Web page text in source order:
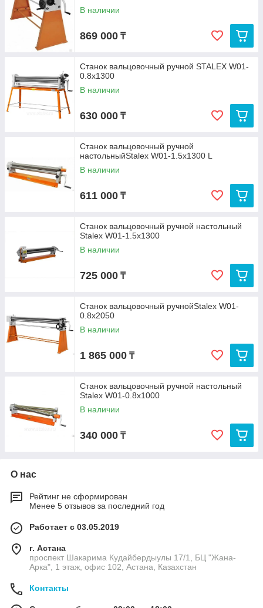
В наличии
869 000 ₸
Станок вальцовочный ручной STALEX W01-
0.8х1300
В наличии
630 000 ₸
Станок вальцовочный ручной
настольныйStalex W01-1.5х1300 L
В наличии
611 000 ₸
Станок вальцовочный ручной настольный
Stalex W01-1.5х1300
В наличии
725 000 ₸
Станок вальцовочный ручнойStalex W01-
0.8х2050
В наличии
1 865 000 ₸
Станок вальцовочный ручной настольный
Stalex W01-0.8х1000
В наличии
340 000 ₸
О нас
Рейтинг не сформирован
Менее 5 отзывов за последний год
Работает с 03.05.2019
г. Астана
проспект Шакарима Кудайбердыулы 17/1, БЦ "Жана-
Арка", 1 этаж, офис 102, Астана, Казахстан
Контакты